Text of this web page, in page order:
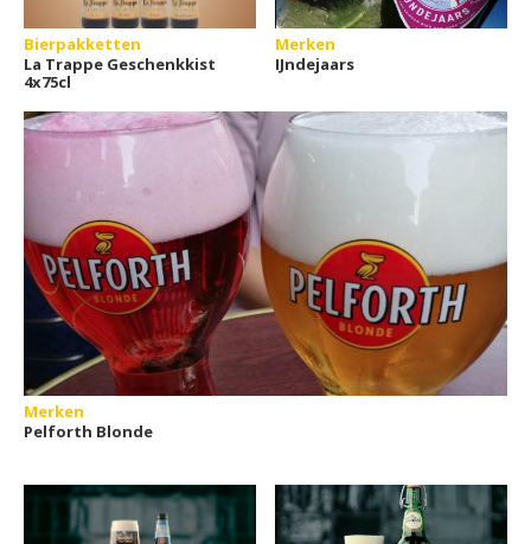
Bierpakketten
La Trappe Geschenkkist
4x75cl
Merken
IJndejaars
Merken
Pelforth Blonde